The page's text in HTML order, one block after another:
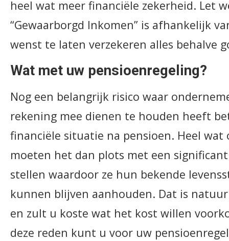
heel wat meer financiële zekerheid. Let
“Gewaarborgd Inkomen” is afhankelijk
wenst te laten verzekeren alles behalve
Wat met uw pensioenregeling?
Nog een belangrijk risico waar
rekening mee dienen te houden heeft
financiële situatie na pensioen. Heel wat
moeten het dan plots met een
stellen waardoor ze hun bekende
kunnen blijven aanhouden. Dat is
en zult u koste wat het kost willen
deze reden kunt u voor uw